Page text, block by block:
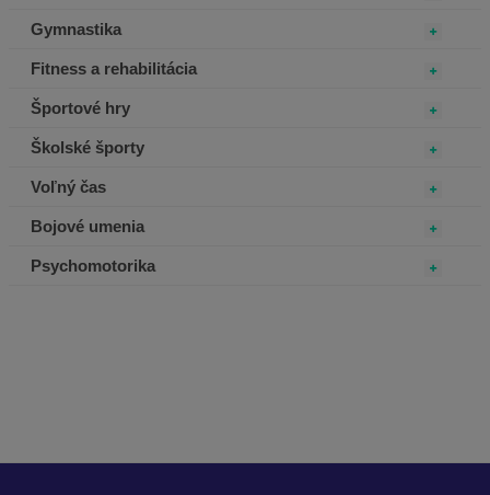
Gymnastika
Fitness a rehabilitácia
Športové hry
Školské športy
Voľný čas
Bojové umenia
Psychomotorika